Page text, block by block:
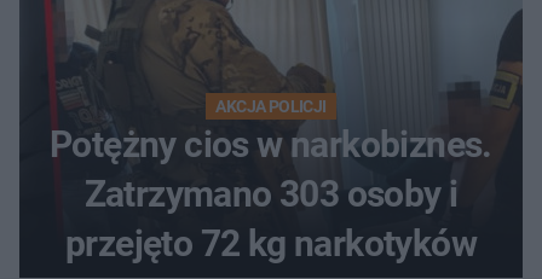
AKCJA POLICJI
Potężny cios w narkobiznes.
Zatrzymano 303 osoby i
przejęto 72 kg narkotyków